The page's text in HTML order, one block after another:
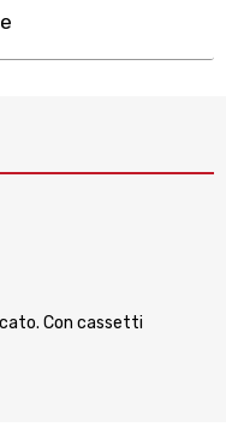
Con cassetti